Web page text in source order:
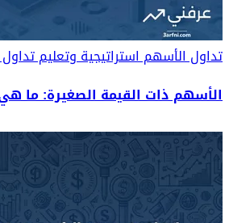
تداول الأسهماستراتيجية وتعليم
الأسهم ذات القيمة الصغيرة: ما